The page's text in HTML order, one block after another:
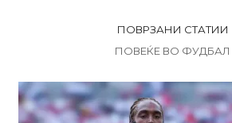
ПОВРЗАНИ СТАТИИ
ПОВЕЌЕ ВО ФУДБАЛ